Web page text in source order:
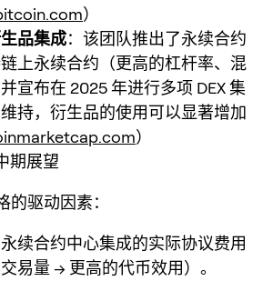
）
品集成：该团队推出了永续合约
上永续合约（更高的杠杆率、混
宣布在 2025 年进行多项 DEX 集
持，衍生品的使用可以显著增加
）
期展望
的驱动因素：
续合约中心集成的实际协议费用
易量 → 更高的代币效用）。